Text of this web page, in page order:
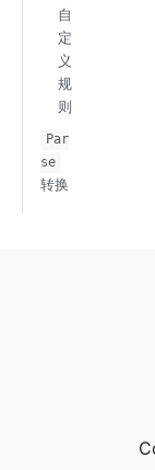
自
定
义
规
则
Par
se
转换